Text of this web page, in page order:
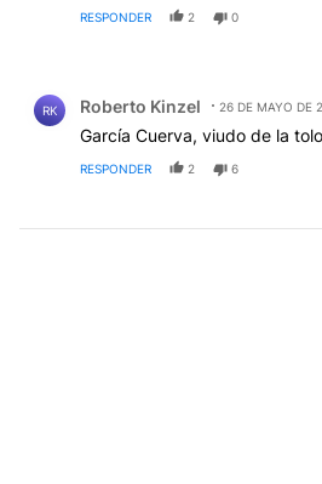
RESPONDER 2 0
RK Roberto Kinzel 26 DE MAYO DE
García Cuerva, viudo de la
RESPONDER 2 6